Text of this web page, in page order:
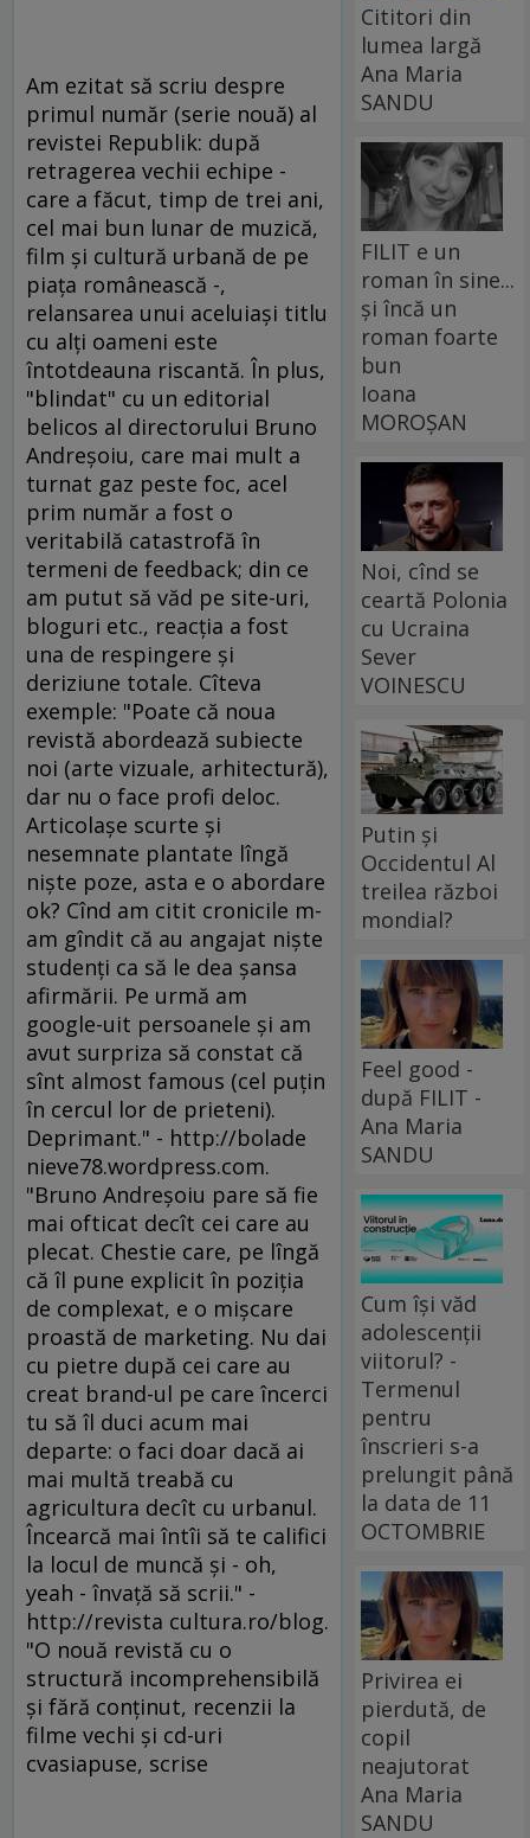
Am ezitat să scriu despre
primul număr (serie nouă) al
revistei Republik: după
retragerea vechii echipe -
care a făcut, timp de trei ani,
cel mai bun lunar de muzică,
film şi cultură urbană de pe
piaţa românească -,
relansarea unui aceluiaşi titlu
cu alţi oameni este
întotdeauna riscantă. În plus,
"blindat" cu un editorial
belicos al directorului Bruno
Andreşoiu, care mai mult a
turnat gaz peste foc, acel
prim număr a fost o
veritabilă catastrofă în
termeni de feedback; din ce
am putut să văd pe site-uri,
bloguri etc., reacţia a fost
una de respingere şi
deriziune totale. Cîteva
exemple: "Poate că noua
revistă abordează subiecte
noi (arte vizuale, arhitectură),
dar nu o face profi deloc.
Articolaşe scurte şi
nesemnate plantate lîngă
nişte poze, asta e o abordare
ok? Cînd am citit cronicile m-
am gîndit că au angajat nişte
studenţi ca să le dea şansa
afirmării. Pe urmă am
google-uit persoanele şi am
avut surpriza să constat că
sînt almost famous (cel puţin
în cercul lor de prieteni).
Deprimant." - http://bolade
nieve78.wordpress.com.
"Bruno Andreşoiu pare să fie
mai ofticat decît cei care au
plecat. Chestie care, pe lîngă
că îl pune explicit în poziţia
de complexat, e o mişcare
proastă de marketing. Nu dai
cu pietre după cei care au
creat brand-ul pe care încerci
tu să îl duci acum mai
departe: o faci doar dacă ai
mai multă treabă cu
agricultura decît cu urbanul.
Încearcă mai întîi să te califici
la locul de muncă şi - oh,
yeah - învaţă să scrii." -
http://revista cultura.ro/blog.
"O nouă revistă cu o
structură incomprehensibilă
şi fără conţinut, recenzii la
filme vechi şi cd-uri
cvasiapuse, scrise
Cititori din
lumea largă
Ana Maria
SANDU
FILIT e un
roman în sine...
și încă un
roman foarte
bun
Ioana
MOROȘAN
Noi, cînd se
ceartă Polonia
cu Ucraina
Sever
VOINESCU
Putin și
Occidentul Al
treilea război
mondial?
Feel good -
după FILIT -
Ana Maria
SANDU
Cum își văd
adolescenții
viitorul? -
Termenul
pentru
înscrieri s-a
prelungit până
la data de 11
OCTOMBRIE
Privirea ei
pierdută, de
copil
neajutorat
Ana Maria
SANDU